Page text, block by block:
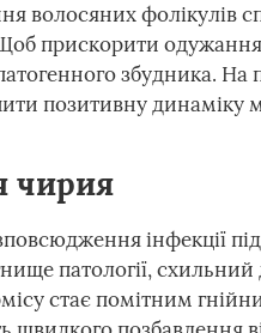
волосяних фолікулів
прискорити
збудника. На
позитивну динаміку
чирия
інфекції
патології,
стає помітним